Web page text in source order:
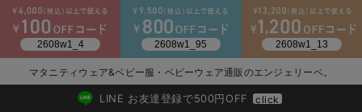
マタニティウェア&ベビー服・ベビーウェア通販のエンジェリーベ。
2026/NewArrival